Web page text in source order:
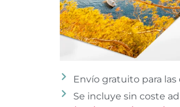
Envío gratuito para
Se incluye sin coste